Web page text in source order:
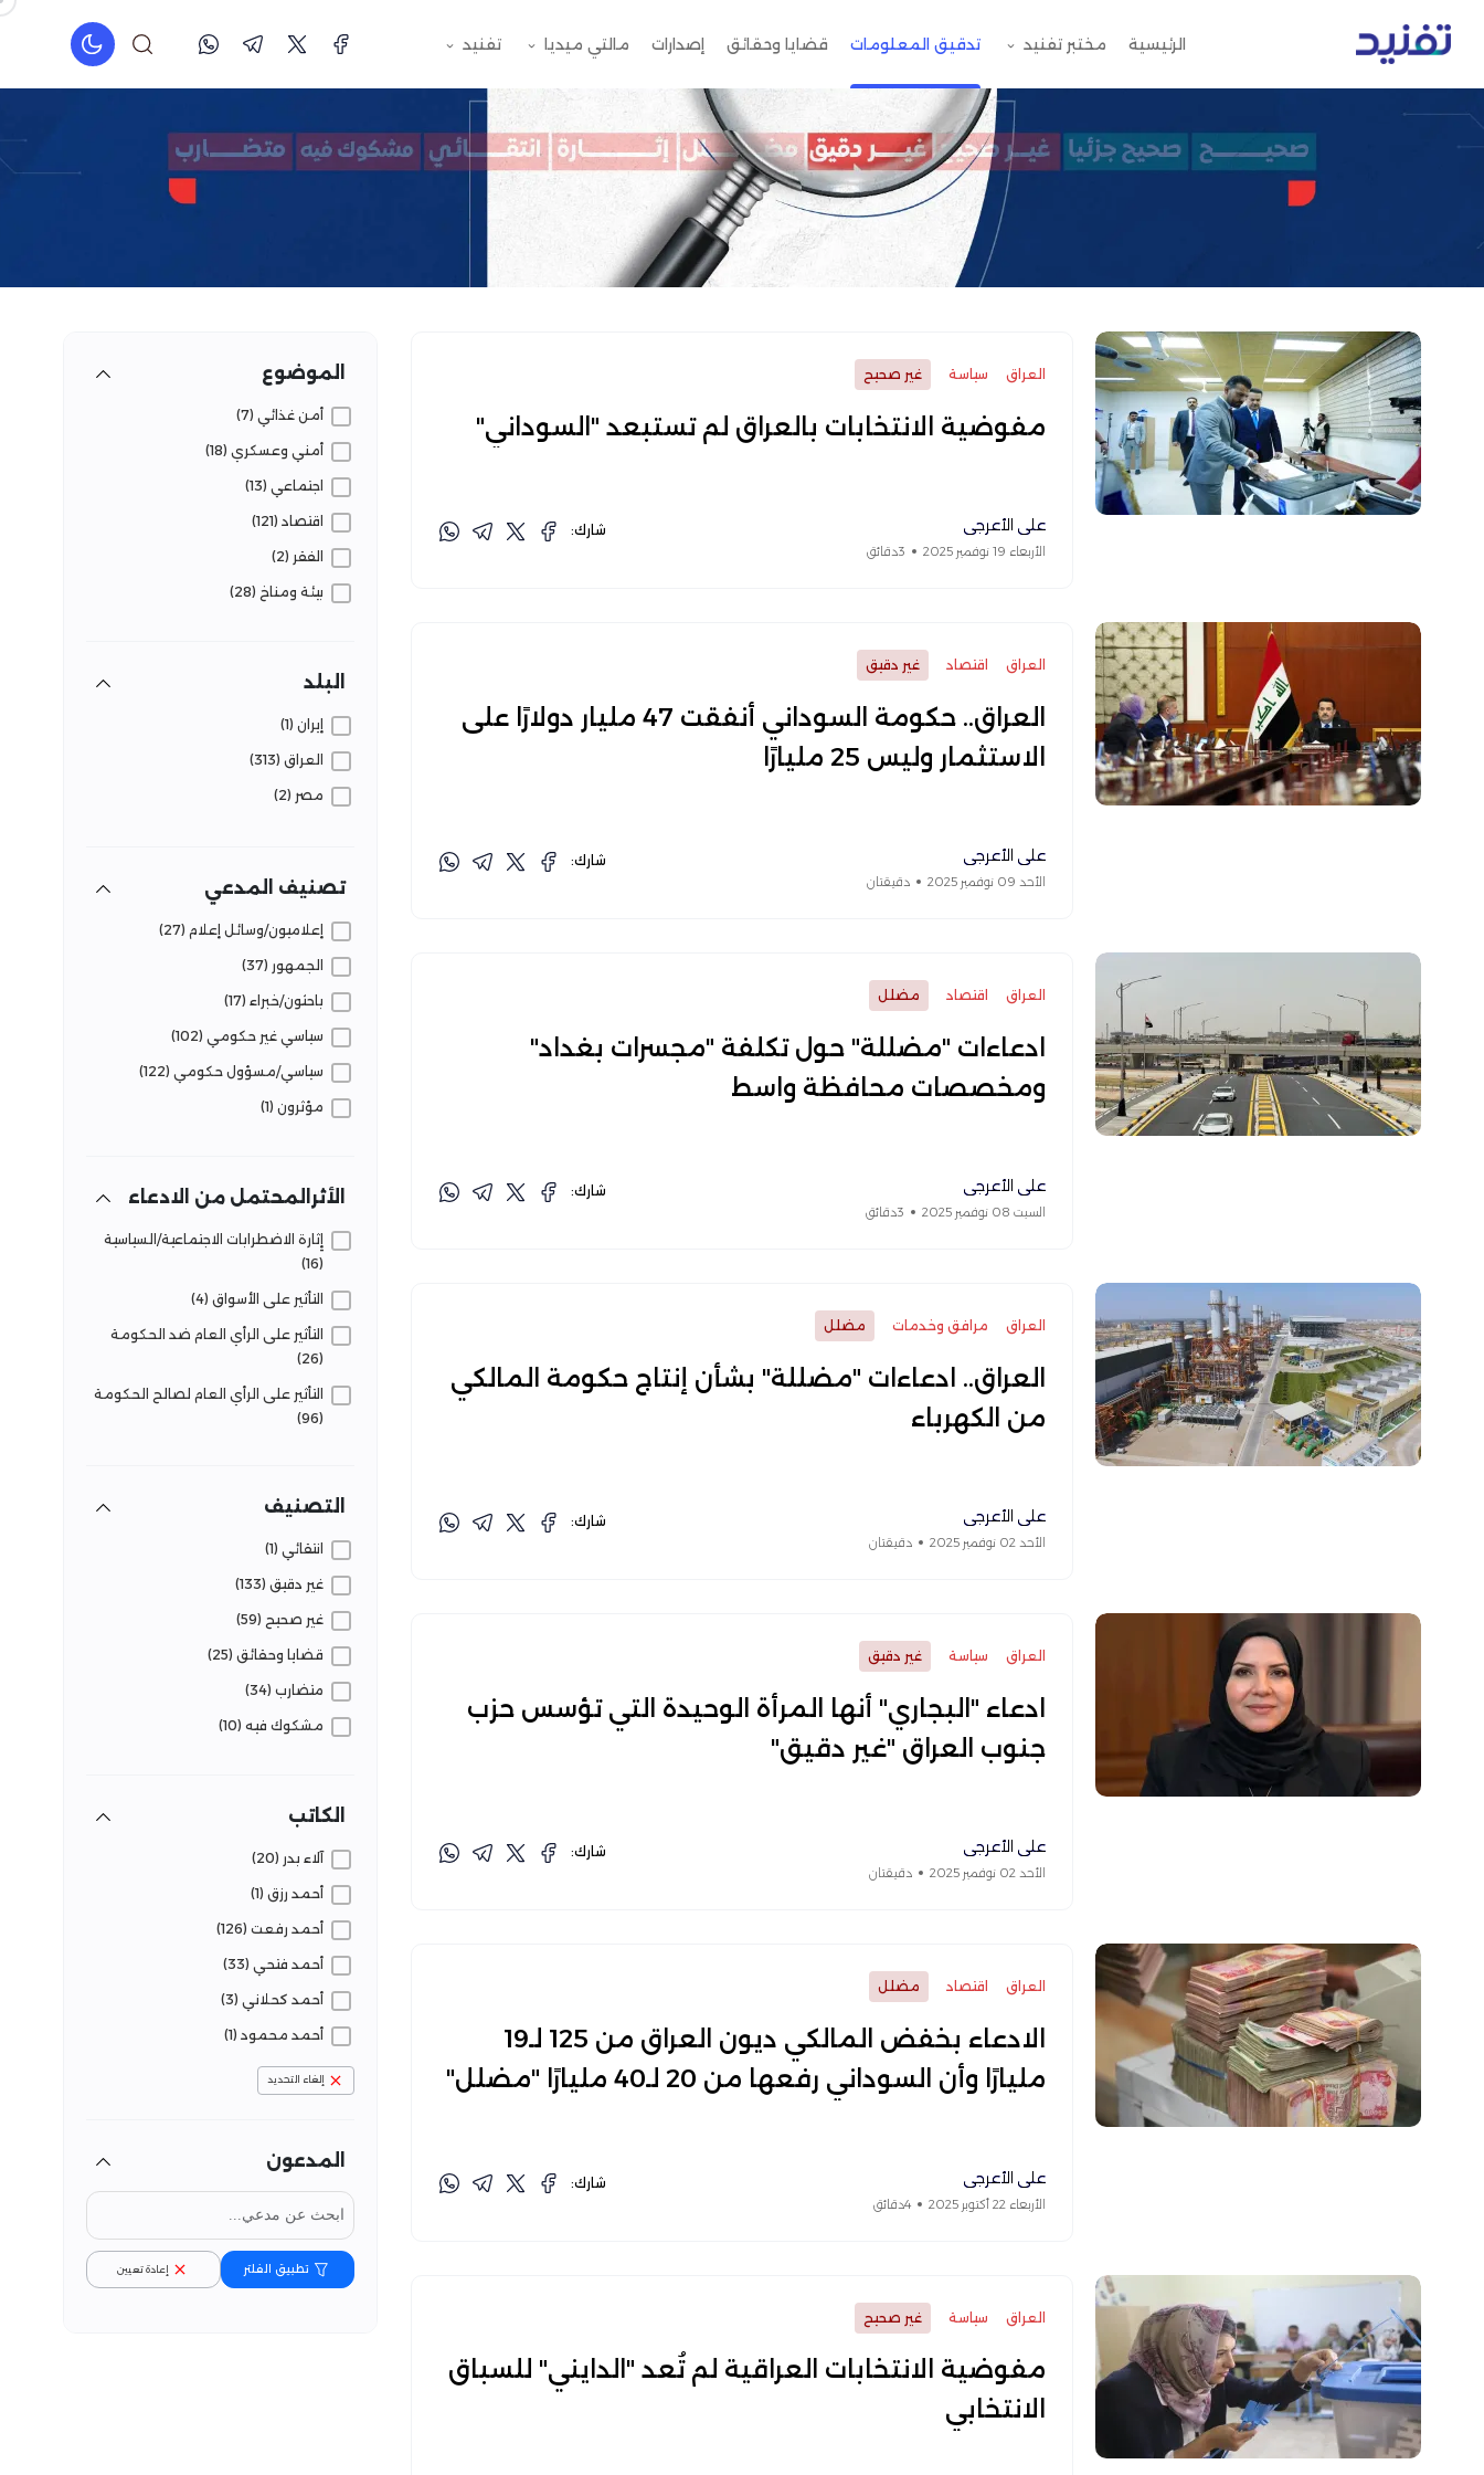
الرئيسية مختبر تفنيد تدقيق المعلومات قضايا وحقائق إصدارات مالتي ميديا تفنيد
العراق سياسة غير صحيح
مفوضية الانتخابات بالعراق لم تستبعد "السوداني"
علي الأعرجي
الأربعاء 19 نوفمبر 2025 3دقائق
شارك:
العراق اقتصاد غير دقيق
العراق.. حكومة السوداني أنفقت 47 مليار دولارًا على
الاستثمار وليس 25 مليارًا
علي الأعرجي
الأحد 09 نوفمبر 2025 دقيقتان
شارك:
العراق اقتصاد مضلل
ادعاءات "مضللة" حول تكلفة "مجسرات بغداد"
ومخصصات محافظة واسط
علي الأعرجي
السبت 08 نوفمبر 2025 3دقائق
شارك:
العراق مرافق وخدمات مضلل
العراق.. ادعاءات "مضللة" بشأن إنتاج حكومة المالكي
من الكهرباء
علي الأعرجي
الأحد 02 نوفمبر 2025 دقيقتان
شارك:
العراق سياسة غير دقيق
ادعاء "البجاري" أنها المرأة الوحيدة التي تؤسس حزب
جنوب العراق "غير دقيق"
علي الأعرجي
الأحد 02 نوفمبر 2025 دقيقتان
شارك:
العراق اقتصاد مضلل
الادعاء بخفض المالكي ديون العراق من 125 لـ19
مليارًا وأن السوداني رفعها من 20 لـ40 مليارًا "مضلل"
علي الأعرجي
الأربعاء 22 أكتوبر 2025 4دقائق
شارك:
العراق سياسة غير صحيح
مفوضية الانتخابات العراقية لم تُعد "الدايني" للسباق
الانتخابي
الموضوع
أمن غذائي (7)
أمني وعسكري (18)
اجتماعي (13)
اقتصاد (121)
الفقر (2)
بيئة ومناخ (28)
حوكمة (8)
دين (3)
رياضة (3)
لجوء وهجرة (1)
مرافق وخدمات (11)
البلد
إيران (1)
العراق (313)
مصر (2)
تصنيف المدعي
إعلاميون/وسائل إعلام (27)
الجمهور (37)
باحثون/خبراء (17)
سياسي غير حكومي (102)
سياسي/مسؤول حكومي (122)
مؤثرون (1)
الأثرالمحتمل من الادعاء
إِثارة الاضطرابات الاجتماعية/السياسية
(16)
التأثير على الأسواق (4)
التأثير على الرأي العام ضد الحكومة
(26)
التأثير على الرأي العام لصالح الحكومة
(96)
التلاعب بالجمهور لحصد مشاهدات (18)
تشوه وعي الجمهور بقضايا الشأن
التصنيف
انتقائي (1)
غير دقيق (133)
غير صحيح (59)
قضايا وحقائق (25)
متضارب (34)
مشكوك فيه (10)
الكاتب
آلاء بدر (20)
أحمد رزق (1)
أحمد رفعت (126)
أحمد فتحي (33)
أحمد كحلاني (3)
أحمد محمود (1)
أسماء محمد (76)
بارلا علي (4)
تفنيد (7)
جواهر بنصير (10)
إلغاء التحديد
المدعون
إعادة تعيين